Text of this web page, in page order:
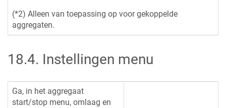
(*2) Alleen van toepassing op voor gekoppelde
aggregaten.
18.4. Instellingen menu
Ga, in het aggregaat
start/stop menu, omlaag en